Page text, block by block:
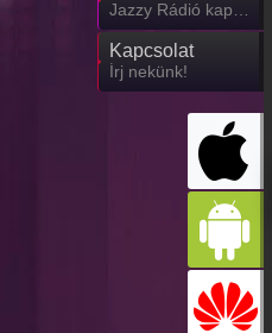
Kapcsolat
Írj nekünk!